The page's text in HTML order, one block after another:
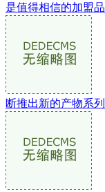
是值得相信的加盟品
断推出新的产物系列